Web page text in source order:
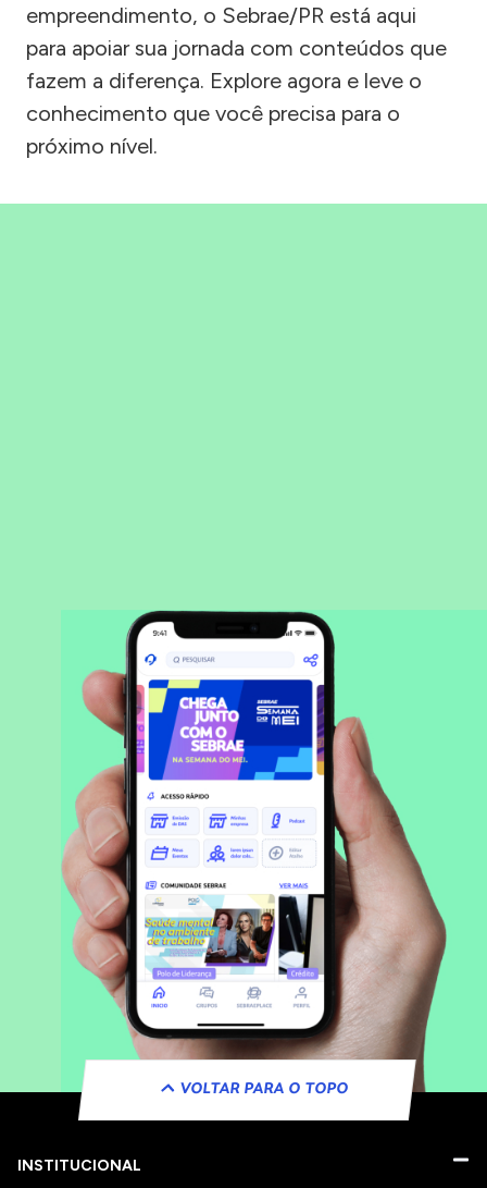
empreendimento, o Sebrae/PR está aqui
para apoiar sua jornada com conteúdos que
fazem a diferença. Explore agora e leve o
conhecimento que você precisa para o
próximo nível.
VOLTAR PARA O TOPO
INSTITUCIONAL